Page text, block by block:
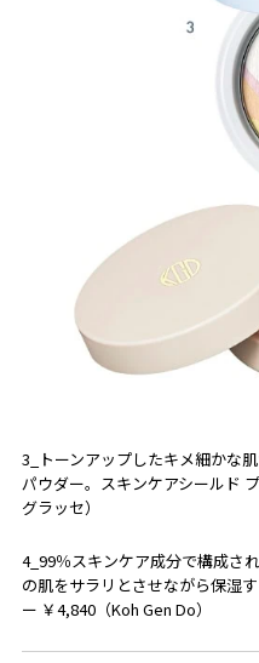
3_トーンアップしたキメ細かな
パウダー。スキンケアシールド
グラッセ）
4_99％スキンケア成分で構成さ
の肌をサラリとさせながら保湿
ー ￥4,840（Koh Gen Do）